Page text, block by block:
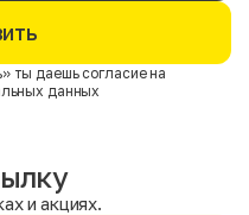
ты даешь согласие на
данных
и акциях.